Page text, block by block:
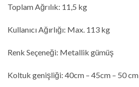
Toplam Ağrılık: 11,5 kg
Kullanıcı Ağırlığı: Max. 113 kg
Renk Seçeneği: Metallik gümüş
Koltuk genişliği: 40cm – 45cm – 50 cm